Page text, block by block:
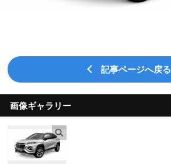
記事ページへ戻る
画像ギャラリー